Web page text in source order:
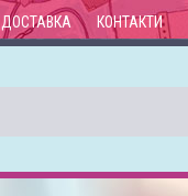
КОНТАКТИ